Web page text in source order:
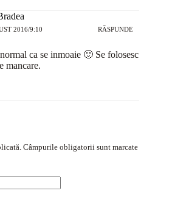
2016/9:10 RĂSPUNDE
ca se inmoaie 🙂 Se folosesc
mancare.
Câmpurile obligatorii sunt marcate